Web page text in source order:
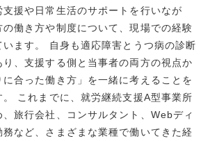
援や日常生活のサポートを行いなが
の働き方や制度について、現場での経験
います。 自身も適応障害とうつ病の診断
り、支援する側と当事者の両方の視点か
に合った働き方」を一緒に考えることを
。 これまでに、就労継続支援A型事業所
旅行会社、コンサルタント、Webディ
務など、さまざまな業種で働いてきた経